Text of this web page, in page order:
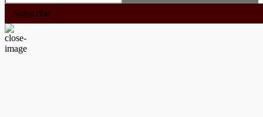
Subscribe